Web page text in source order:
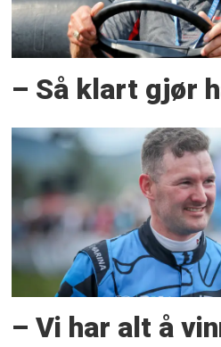
– Så klart gjør
– Vi har alt å